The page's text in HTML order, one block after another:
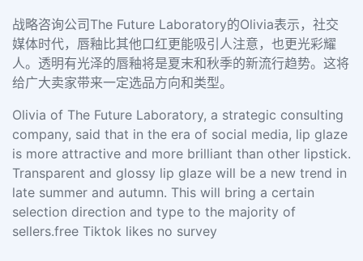
战略咨询公司The Future Laboratory的Olivia表示，社交
媒体时代，唇釉比其他口红更能吸引人注意，也更光彩耀
人。透明有光泽的唇釉将是夏末和秋季的新流行趋势。这将
给广大卖家带来一定选品方向和类型。
Olivia of The Future Laboratory, a strategic consulting
company, said that in the era of social media, lip glaze
is more attractive and more brilliant than other lipstick.
Transparent and glossy lip glaze will be a new trend in
late summer and autumn. This will bring a certain
selection direction and type to the majority of
sellers.free Tiktok likes no survey